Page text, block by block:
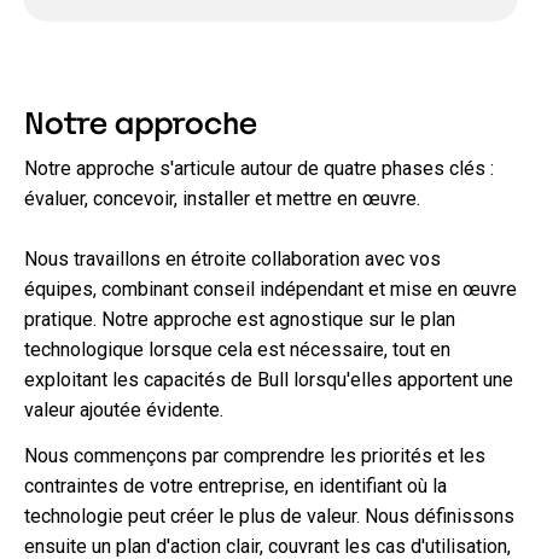
Notre approche
Notre approche s'articule autour de quatre phases clés :
évaluer, concevoir, installer et mettre en œuvre.
Nous travaillons en étroite collaboration avec vos
équipes, combinant conseil indépendant et mise en œuvre
pratique. Notre approche est agnostique sur le plan
technologique lorsque cela est nécessaire, tout en
exploitant les capacités de Bull lorsqu'elles apportent une
valeur ajoutée évidente.
Nous commençons par comprendre les priorités et les
contraintes de votre entreprise, en identifiant où la
technologie peut créer le plus de valeur. Nous définissons
ensuite un plan d'action clair, couvrant les cas d'utilisation,